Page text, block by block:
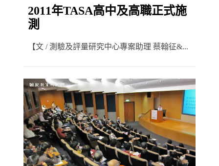
2011年TASA高中及高職正式施
測
【文 / 測驗及評量研究中心專案助理 蔡翰征&...